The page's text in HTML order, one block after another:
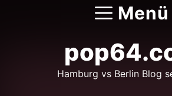
Menü
Hamburg vs Berlin Blog